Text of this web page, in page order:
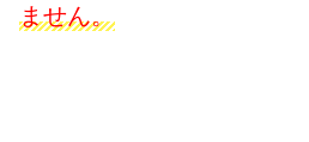
ません。